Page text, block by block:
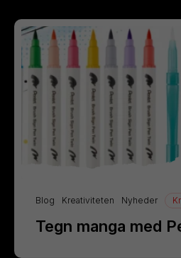
Blog Kreativiteten Nyheder
Tegn manga med